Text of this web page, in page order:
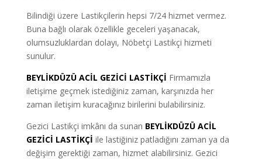
Bilindiği üzere Lastikçilerin hepsi 7/24 hizmet vermez.
Buna bağlı olarak özellikle geceleri yaşanacak,
olumsuzluklardan dolayı, Nöbetçi Lastikçi hizmeti
sunulur.
BEYLİKDÜZÜ ACİL GEZİCİ LASTİKÇİ Firmamızla
iletişime geçmek istediğiniz zaman, karşınızda her
zaman iletişim kuracağınız birilerini bulabilirsiniz.
Gezici Lastikçi imkânı da sunan BEYLİKDÜZÜ ACİL
GEZİCİ LASTİKÇİ ile lastiğiniz patladığını zaman ya da
değişim gerektiği zaman, hizmet alabilirsiniz. Gezici